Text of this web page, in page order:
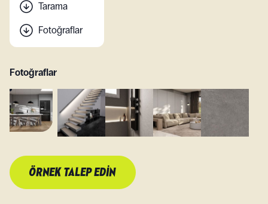
Tarama
Fotoğraflar
Fotoğraflar
ÖRNEK TALEP EDIN